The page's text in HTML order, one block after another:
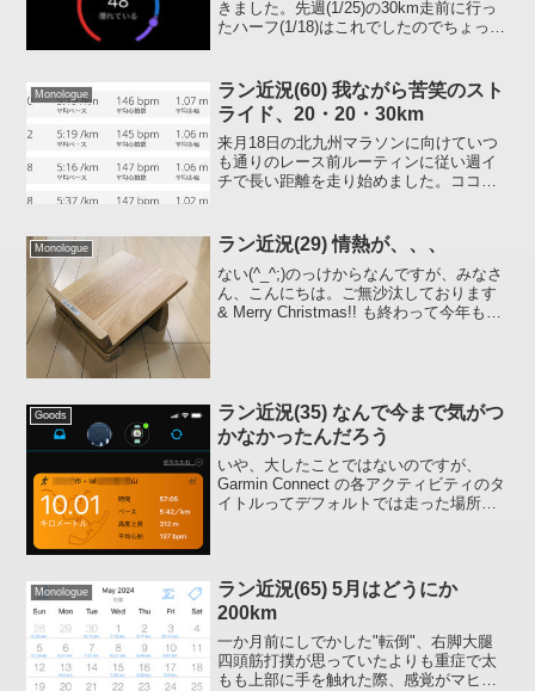
きました。先週(1/25)の30km走前に行っ
たハーフ(1/18)はこれでしたのでちょっと
厳しいかな(なんとなく)あとは...
Monologue
ラン近況(60) 我ながら苦笑のスト
ライド、20・20・30km
来月18日の北九州マラソンに向けていつ
も通りのレース前ルーティンに従い週イ
チで長い距離を走り始めました。ココ数
い意志が必要で往生しています(笑)データ
的にはどう...
Monologue ラン近況(29) 情熱が、、、
ない(^_^;)のっけからなんですが、みなさ
ん、こんにちは。ご無沙汰しております
& Merry Christmas!! も終わって今年もあ
Goods
ラン近況(35) なんで今まで気がつ
かなかったんだろう
いや、大したことではないのですが、
Garmin Connect の各アクティビティのタ
イトルってデフォルトでは走った場所の
と自動...
Monologue
ラン近況(65) 5月はどうにか
200km
一か月前にしでかした"転倒"、右脚大腿
四頭筋打撲が思っていたよりも重症で太
もも上部に手を触れた際、感覚がマヒし